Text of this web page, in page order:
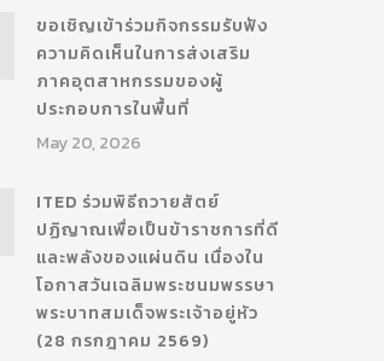
ขอเชิญเข้าร่วมกิจกรรมรับฟัง
ความคิดเห็นในการส่งเสริม
ภาคอุตสาหกรรมของผู้
ประกอบการในพื้นที่
May 20, 2026
ITED ร่วมพิธีถวายสัตย์
ปฏิญาณเพื่อเป็นข้าราชการที่ดี
และพลังของแผ่นดิน เนื่องใน
โอกาสวันเฉลิมพระชนมพรรษา
พระบาทสมเด็จพระเจ้าอยู่หัว
(28 กรกฎาคม 2569)